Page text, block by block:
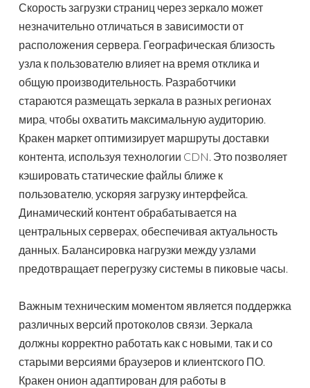
Скорость загрузки страниц через зеркало может
незначительно отличаться в зависимости от
расположения сервера. Географическая близость
узла к пользователю влияет на время отклика и
общую производительность. Разработчики
стараются размещать зеркала в разных регионах
мира, чтобы охватить максимальную аудиторию.
Кракен маркет оптимизирует маршруты доставки
контента, используя технологии CDN. Это позволяет
кэшировать статические файлы ближе к
пользователю, ускоряя загрузку интерфейса.
Динамический контент обрабатывается на
центральных серверах, обеспечивая актуальность
данных. Балансировка нагрузки между узлами
предотвращает перегрузку системы в пиковые часы.
Важным техническим моментом является поддержка
различных версий протоколов связи. Зеркала
должны корректно работать как с новыми, так и со
старыми версиями браузеров и клиентского ПО.
Кракен онион адаптирован для работы в